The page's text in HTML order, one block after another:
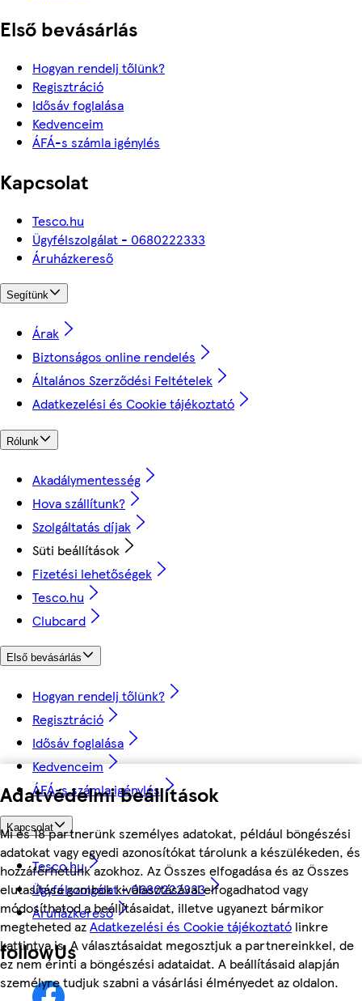
Adatvédelmi beállítások
Mi és 18 partnerünk személyes adatokat, például böngészési
adatokat vagy egyedi azonosítókat tárolunk a készülékeden, és
hozzáférhetünk azokhoz. Az Összes elfogadása és az Összes
elutasítása gombok kiválasztásával elfogadhatod vagy
módosíthatod a beállításaidat, illetve ugyanezt bármikor
megteheted azAdatkezelési és Cookie tájékoztató linkre
kattintva is. A választásaidat megosztjuk a partnereinkkel, de
ez nem érinti a böngészési adataidat. A beállításaid alapján
személyre tudjuk szabni a vásárlási élményedet az oldalon.
Első bevásárlás
Hogyan rendelj tőlünk?
Regisztráció
Idősáv foglalása
Kedvenceim
ÁFÁ-s számla igénylés
Kapcsolat
Tesco.hu
Ügyfélszolgálat - 0680222333
Áruházkereső
Segítünk
Árak
Biztonságos online rendelés
Általános Szerződési Feltételek
Adatkezelési és Cookie tájékoztató
Rólunk
Akadálymentesség
Hova szállítunk?
Szolgáltatás díjak
Süti beállítások
Fizetési lehetőségek
Tesco.hu
Clubcard
Első bevásárlás
Hogyan rendelj tőlünk?
Regisztráció
Idősáv foglalása
Kedvenceim
ÁFÁ-s számla igénylés
Kapcsolat
Tesco.hu
Ügyfélszolgálat - 0680222333
Áruházkereső
followUs